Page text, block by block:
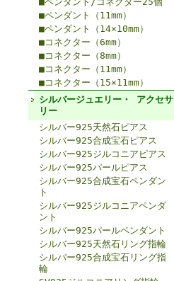
■ペンダント（11mm）
■ペンダント（14×10mm）
■コネクター（6mm）
■コネクター（8mm）
■コネクター（11mm）
■コネクター（15×11mm）
シルバージュエリー・ アクセサ
リー
シルバー925天然石ピアス
シルバー925合成宝石ピアス
シルバー925ジルコニアピアス
シルバー925パールピアス
シルバー925合成宝石ペンダン
ト
シルバー925ジルコニアペンダ
ント
シルバー925パールペンダント
シルバー925天然石リング指輪
シルバー925合成宝石リング指
輪